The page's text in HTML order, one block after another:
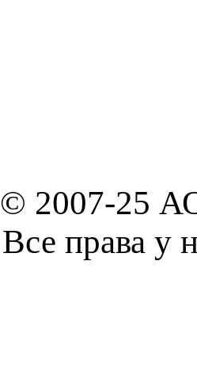
© 2007-25
Все права у